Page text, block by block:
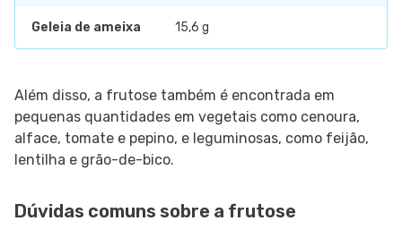
Geleia de ameixa 15,6 g
Além disso, a frutose também é encontrada em
pequenas quantidades em vegetais como cenoura,
alface, tomate e pepino, e leguminosas, como feijão,
lentilha e grão-de-bico.
Dúvidas comuns sobre a frutose